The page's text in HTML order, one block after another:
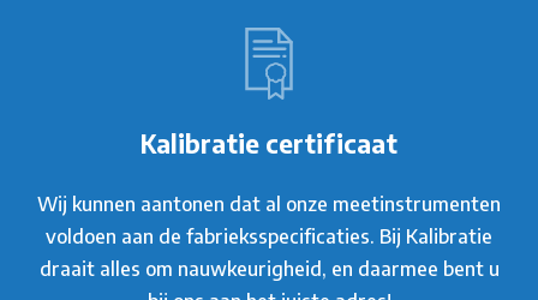
Kalibratie certificaat
Wij kunnen aantonen dat al onze meetinstrumenten
voldoen aan de fabrieksspecificaties. Bij Kalibratie
draait alles om nauwkeurigheid, en daarmee bent u